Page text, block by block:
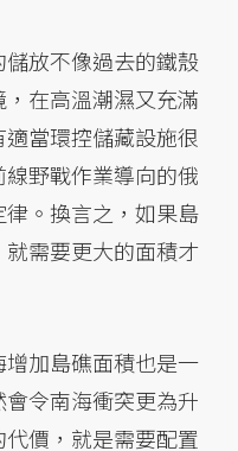
放不像過去的鐵殼
在高溫潮濕又充滿
當環控儲藏設施很
野戰作業導向的俄
。換言之，如果島
需要更大的面積才
加島礁面積也是一
令南海衝突更為升
價，就是需要配置